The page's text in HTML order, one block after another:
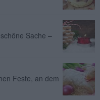
Sache –
Feste, an dem